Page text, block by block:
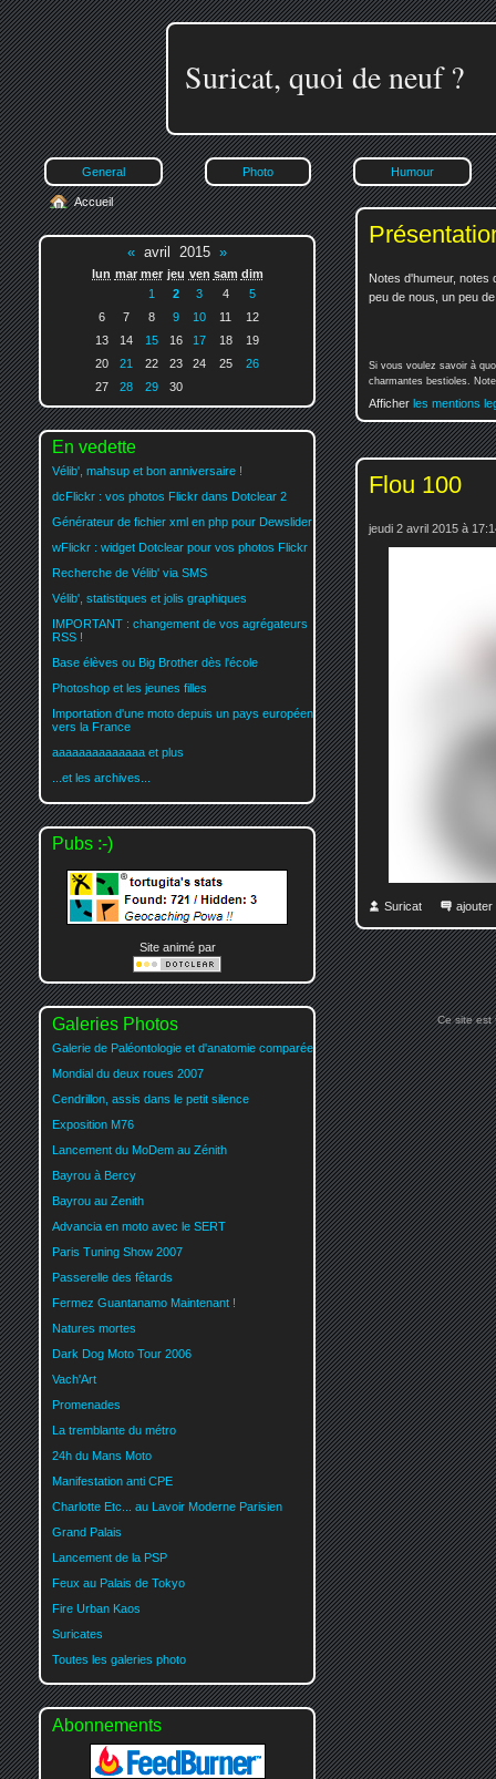
Suricat, quoi de neuf ?
General Photo Humour
Notes d'humeur, notes
peu de nous, un peu
Si vous voulez savoir à
charmantes bestioles.
Afficher les mentions
Flou 100
jeudi 2 avril 2015 à
Suricat ajouter
Accueil
« avril 2015 »
lun mar mer jeu ven sam dim
1
2 3 4
5
6
7 8 9 10 11
12
13
14 15 16 17 18
19
20
21 22 23 24 25
26
27
28 29 30
En vedette
Vélib', mahsup et bon anniversaire !
dcFlickr : vos photos Flickr dans Dotclear 2
Générateur de fichier xml en php pour Dewslider
wFlickr : widget Dotclear pour vos photos Flickr
Recherche de Vélib' via SMS
Vélib', statistiques et jolis graphiques
IMPORTANT : changement de vos agrégateurs
RSS !
Base élèves ou Big Brother dès l'école
Photoshop et les jeunes filles
Importation d'une moto depuis un pays européen
vers la France
aaaaaaaaaaaaaa et plus
...et les archives...
Pubs :-)
Site animé par
Galeries Photos
Galerie de Paléontologie et d'anatomie comparée
Mondial du deux roues 2007
Cendrillon, assis dans le petit silence
Exposition M76
Lancement du MoDem au Zénith
Bayrou à Bercy
Bayrou au Zenith
Advancia en moto avec le SERT
Paris Tuning Show 2007
Passerelle des fêtards
Fermez Guantanamo Maintenant !
Natures mortes
Dark Dog Moto Tour 2006
Vach'Art
Promenades
La tremblante du métro
24h du Mans Moto
Manifestation anti CPE
Charlotte Etc... au Lavoir Moderne Parisien
Grand Palais
Lancement de la PSP
Feux au Palais de Tokyo
Fire Urban Kaos
Suricates
Toutes les galeries photo
Abonnements
Ce site est